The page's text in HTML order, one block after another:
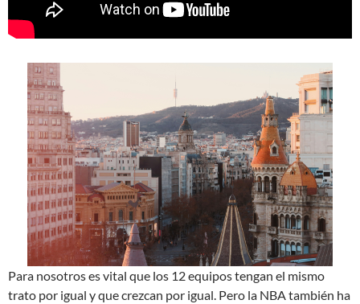
Para nosotros es vital que los 12 equipos tengan el mismo
trato por igual y que crezcan por igual. Pero la NBA también ha